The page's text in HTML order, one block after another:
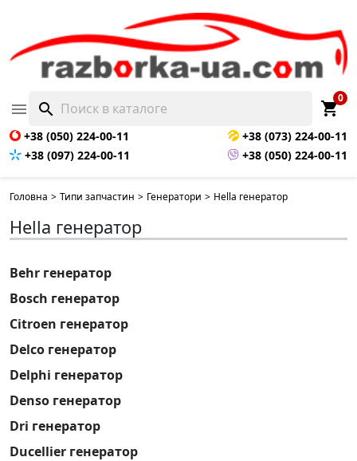
 search shopping_cart
0
+38 (050) 224-00-11
+38 (073) 224-00-11
+38 (097) 224-00-11
+38 (050) 224-00-11
Головна > Типи запчастин > Генератори > Hella генератор
Hella генератор
Behr генератор
Bosch генератор
Citroen генератор
Delco генератор
Delphi генератор
Denso генератор
Dri генератор
Ducellier генератор